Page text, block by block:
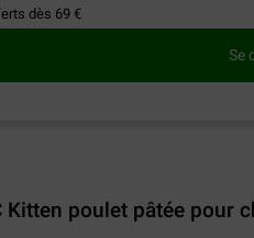
dès 69 €
Se
Kitten poulet pâtée pour